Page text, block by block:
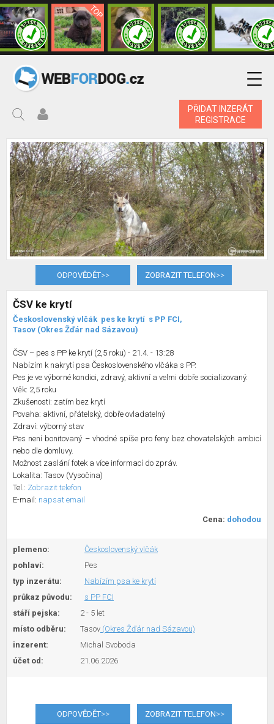
PŘIDAT INZERÁT
REGISTRACE
ODPOVĚDĚT>> ZOBRAZIT TELEFON>>
ČSV ke krytí
Československý vlčák pes ke krytí s PP FCI,
Tasov (Okres Žďár nad Sázavou)
ČSV – pes s PP ke krytí (2,5 roku) - 21.4. - 13:28
Nabízím k nakrytí psa Československého vlčáka s PP.
Pes je ve výborné kondici, zdravý, aktivní a velmi dobře socializovaný.
Věk: 2,5 roku
Zkušenosti: zatím bez krytí
Povaha: aktivní, přátelský, dobře ovladatelný
Zdraví: výborný stav
Pes není bonitovaný – vhodné spíše pro feny bez chovatelských ambicí
nebo dle domluvy.
Možnost zaslání fotek a více informací do zpráv.
Lokalita: Tasov (Vysočina)
Tel.: Zobrazit telefon
E-mail: napsat email
Cena: dohodou
plemeno:
Československý vlčák
pohlaví:
Pes
typ inzerátu:
Nabízím psa ke krytí
průkaz původu:
s PP FCI
stáří pejska:
2 - 5 let
místo odběru:
Tasov (Okres Žďár nad Sázavou)
inzerent:
Michal Svoboda
účet od:
21.06.2026
ODPOVĚDĚT>> ZOBRAZIT TELEFON>>